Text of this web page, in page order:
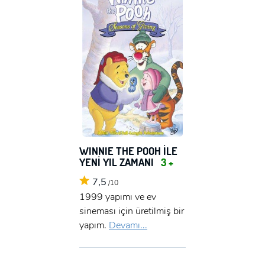
WINNIE THE POOH İLE
YENİ YIL ZAMANI 3 +
7,5 /10
1999 yapımı ve ev
sineması için üretilmiş bir
yapım. Devamı...